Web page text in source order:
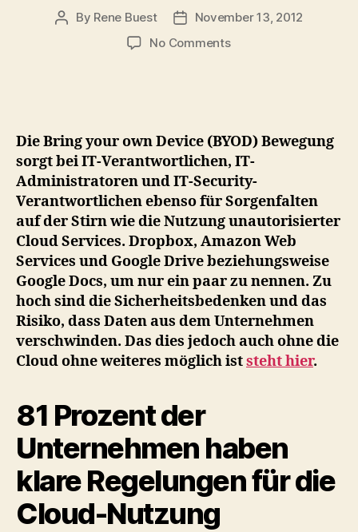
Post
By Rene Buest
PostNovember 13, 2012
No Commentson
Nutzung
(weil
sie
diese
nicht
kennen)
Die Bring your own Device (BYOD) Bewegung
sorgt bei IT-Verantwortlichen, IT-
Administratoren und IT-Security-
Verantwortlichen ebenso für Sorgenfalten
auf der Stirn wie die Nutzung unautorisierter
Cloud Services. Dropbox, Amazon Web
Services und Google Drive beziehungsweise
Google Docs, um nur ein paar zu nennen. Zu
hoch sind die Sicherheitsbedenken und das
Risiko, dass Daten aus dem Unternehmen
verschwinden. Das dies jedoch auch ohne die
Cloud ohne weiteres möglich iststeht hier.
81 Prozent der
Unternehmen haben
klare Regelungen für die
Cloud-Nutzung